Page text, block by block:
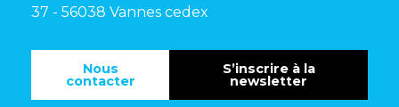
37 - 56038 Vannes cedex
Nous
contacter
S’inscrire à la
newsletter